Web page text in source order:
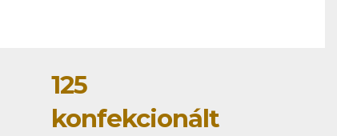
125
konfekcionált